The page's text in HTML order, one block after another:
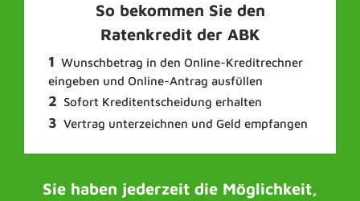
So bekommen Sie den
Ratenkredit der ABK
Wunschbetrag in den Online-Kreditrechner
eingeben und Online-Antrag ausfüllen
Sofort Kreditentscheidung erhalten
Vertrag unterzeichnen und Geld empfangen
Sie haben jederzeit die Möglichkeit,